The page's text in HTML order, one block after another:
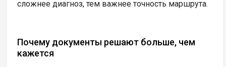
сложнее диагноз, тем важнее точность маршрута.
Почему документы решают больше, чем
кажется